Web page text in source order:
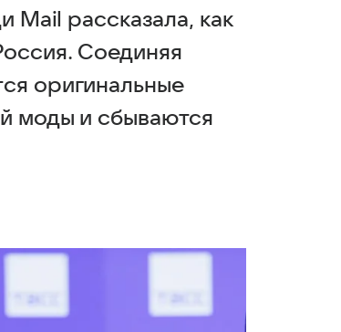
Mail рассказала, как
Соединяя
оригинальные
моды и сбываются